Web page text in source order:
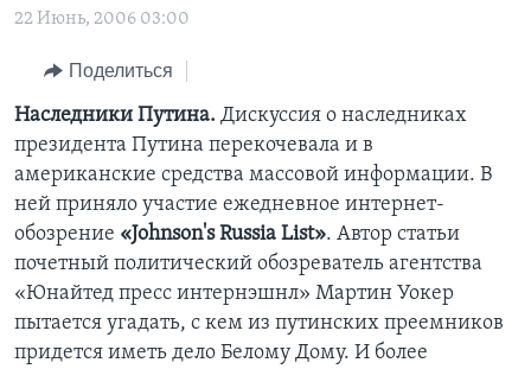
Перейти
навигации
Перейти
поиск
АМЕРИКА
НОВОСТИ ЗА МИНУТУ
ИТОГИ
ПОЧЕМУ ЭТО ВАЖНО?
ДИСКУССИЯ VOA
ДЕТАЛИ
НЬЮ-ЙОРК NEW YORK
АМЕРИКА. БОЛЬШОЕ ПУТЕШЕСТВИЕ
ПРОЕКТЫ
УЧИМ АНГЛИЙСКИЙ
НАША АМЕРИКАНСКАЯ ИСТОРИЯ
А КАК В АМЕРИКЕ?
АРТЕФАКТЫ
АМЕРИКАНСКИЕ ГОРОДКИ
ТЕСТЫ
ЭКСПЕРТИЗА
ИНТЕРВЬЮ
ФАКТЫ ПРОТИВ ФЕЙКОВ
ЗА СВОБОДУ ПРЕССЫ
УЧИМ АНГЛИЙСКИЙ
ВИДЕО
ПОДПИСКА НА НОВОСТИ
22 Июнь, 2006 03:00
Поделиться
Наследники Путина. Дискуссия о наследниках
президента Путина перекочевала и в
американские средства массовой информации. В
ней приняло участие ежедневное интернет-
обозрение «Johnson's Russia List». Автор статьи
почетный политический обозреватель агентства
«Юнайтед пресс интернэшнл» Мартин Уокер
пытается угадать, с кем из путинских преемников
придется иметь дело Белому Дому. И более